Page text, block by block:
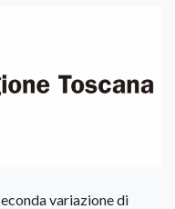
variazione di